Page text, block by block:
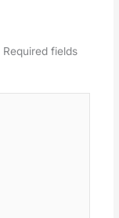
Required fields